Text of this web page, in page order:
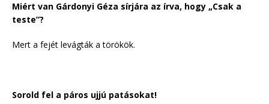
Miért van Gárdonyi Géza sírjára az írva, hogy „Csak a
teste”?
Mert a fejét levágták a törökök.
Sorold fel a páros ujjú patásokat!